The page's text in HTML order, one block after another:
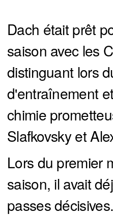
Dach était prêt
saison avec les
distinguant lors
d'entraînement
chimie
Slafkovsky et
Lors du premier
saison, il avait
passes décisives.